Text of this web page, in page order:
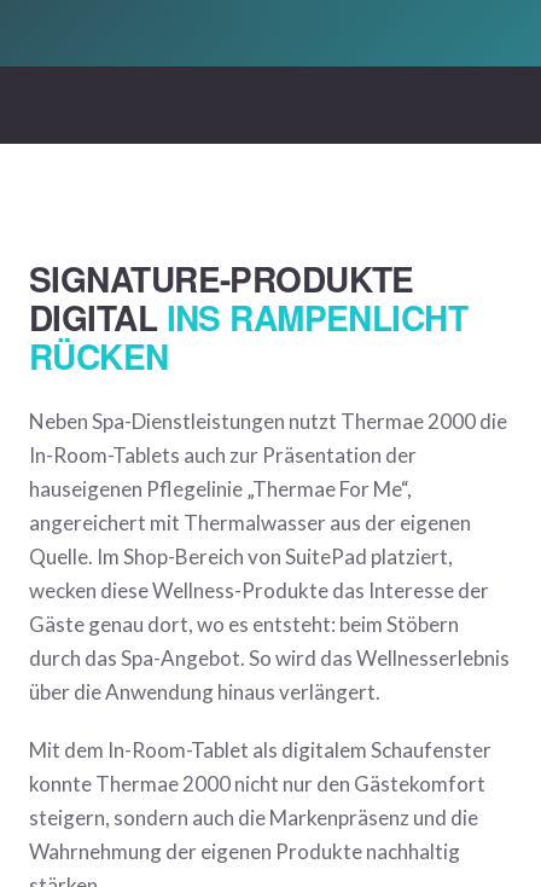
SIGNATURE-PRODUKTE
DIGITALINS RAMPENLICHT
RÜCKEN
Neben Spa-Dienstleistungen nutzt Thermae 2000 die
In-Room-Tablets auch zur Präsentation der
hauseigenen Pflegelinie „Thermae For Me“,
angereichert mit Thermalwasser aus der eigenen
Quelle. Im Shop-Bereich von SuitePad platziert,
wecken diese Wellness-Produkte das Interesse der
Gäste genau dort, wo es entsteht: beim Stöbern
durch das Spa-Angebot. So wird das Wellnesserlebnis
über die Anwendung hinaus verlängert.
Mit dem In-Room-Tablet als digitalem Schaufenster
konnte Thermae 2000 nicht nur den Gästekomfort
steigern, sondern auch die Markenpräsenz und die
Wahrnehmung der eigenen Produkte nachhaltig